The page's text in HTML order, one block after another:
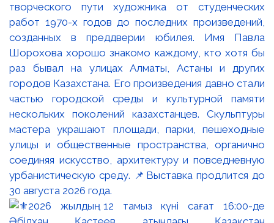
творческого пути художника от студенческих
работ 1970-х годов до последних произведений,
созданных в преддверии юбилея. Имя Павла
Шорохова хорошо знакомо каждому, кто хотя бы
раз бывал на улицах Алматы, Астаны и других
городов Казахстана. Его произведения давно стали
частью городской среды и культурной памяти
нескольких поколений казахстанцев. Скульптуры
мастера украшают площади, парки, пешеходные
улицы и общественные пространства, органично
соединяя искусство, архитектуру и повседневную
урбанистическую среду. 📌Выставка продлится до
30 августа 2026 года.